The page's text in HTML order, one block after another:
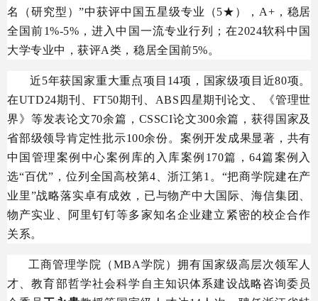
名（研究型）”中获评中国五星级专业（5★），A+，稳居
全国前1%-5%，进入中国一流专业行列；在2024软科中国
大学专业中，获评A类，稳居全国前5%。
近5年获国家重大重点项目14项，国家级项目近80项。
在UTD24期刊、FT50期刊、ABS四星期刊论文、《管理世
界》等发表论文70余篇，CSSCI论文300余篇，获得国家及
省部级领导肯定性批示100余份。案例开发成果显著，共有
中国管理案例中心案例库的入库案例170篇，64篇案例入
选“百优”，位列全国高校第4、浙江第1。“把商学院建在产
业里”战略落实卓有成效，已与物产中大国际、海信集团、
物产实业、阿里钉钉等多家知名企业建立紧密的校企合作
关系。
工商管理学院（MBA学院）拥有国家级高层次领军人
才、教育部哲学社会科学自主知识体系建设战略咨询委员